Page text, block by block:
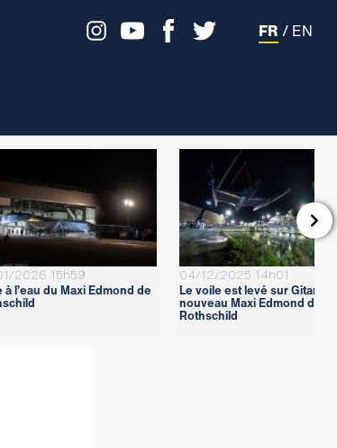
FR / EN
2026 15h59
à l’eau du Maxi Edmond de
04/12/2025 14h01
Le voile est levé sur Gitana
nouveau Maxi Edmond de
Rothschild
